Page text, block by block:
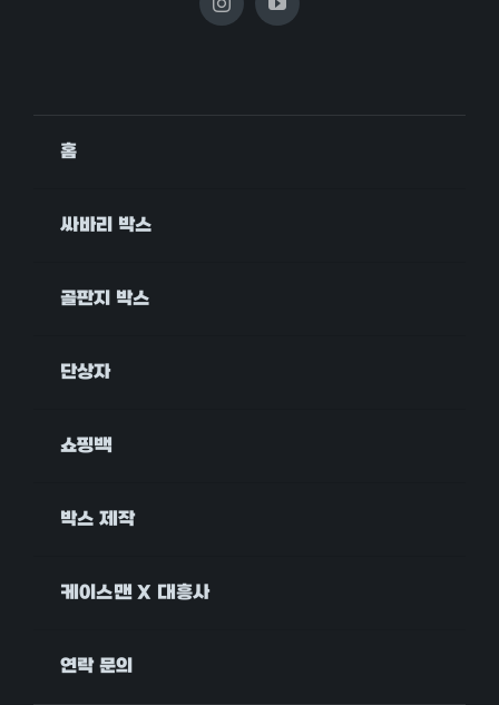
홈
싸바리 박스
골판지 박스
단상자
쇼핑백
박스 제작
케이스맨 X 대흥사
연락 문의